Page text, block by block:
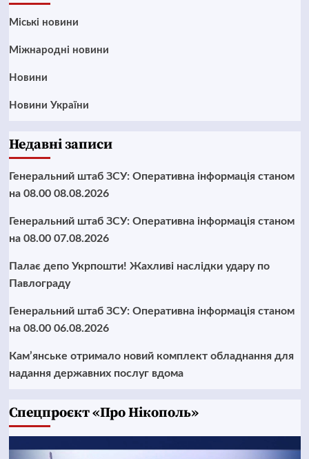
Mіські новини
Міжнародні новини
Новини
Новини України
Недавні записи
Генеральний штаб ЗСУ: Оперативна інформація станом
на 08.00 08.08.2026
Генеральний штаб ЗСУ: Оперативна інформація станом
на 08.00 07.08.2026
Палає депо Укрпошти! Жахливі наслідки удару по
Павлограду
Генеральний штаб ЗСУ: Оперативна інформація станом
на 08.00 06.08.2026
Кам’янське отримало новий комплект обладнання для
надання державних послуг вдома
Cпецпроєкт «Про Нікополь»